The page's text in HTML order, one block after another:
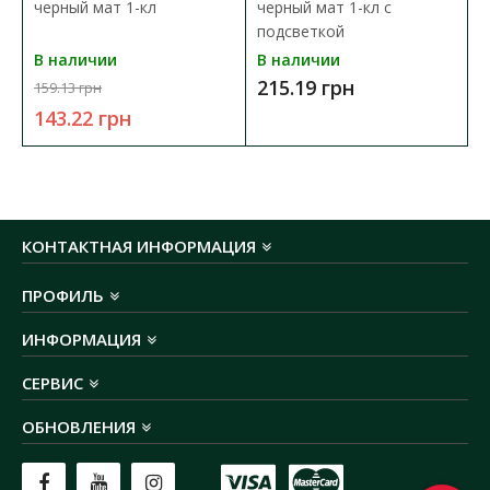
номинальный ток:
номинальное напряжение:250В
конструктивное исполнение: клавишный
количество клавиш/постов:2
тип монтажа:
материал:
черный мат 1-кл
В наличии
159.13 грн
143.22 грн
черный мат 1-кл с
подсветкой
В наличии
215.19 грн
КОНТАКТНАЯ ИНФОРМАЦИЯ
ПРОФИЛЬ
ИНФОРМАЦИЯ
СЕРВИС
ОБНОВЛЕНИЯ